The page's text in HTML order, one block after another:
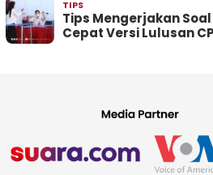
TIPS
Tips Mengerjakan
Cepat Versi Lulusan